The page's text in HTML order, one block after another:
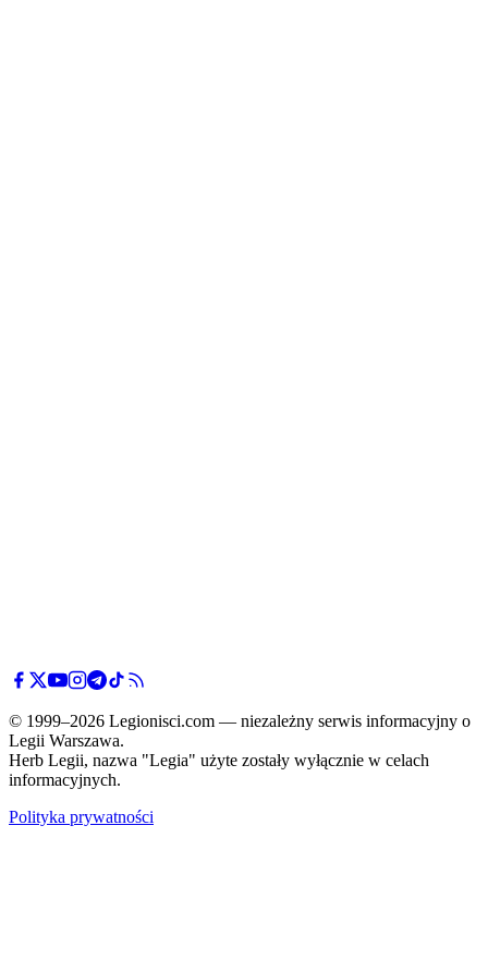
© 1999–2026 Legionisci.com — niezależny serwis informacyjny o
Legii Warszawa.
Herb Legii, nazwa "Legia" użyte zostały wyłącznie w celach
informacyjnych.
Polityka prywatności